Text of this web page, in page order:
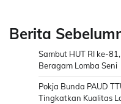
Berita
Sambut HUT RI ke-
Beragam Lomba Seni
Pokja Bunda PAUD
Tingkatkan Kualitas